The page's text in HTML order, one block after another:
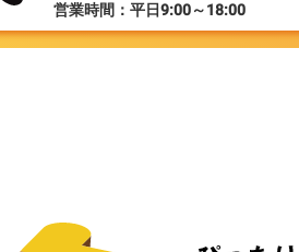
営業時間：平日9:00～18:00